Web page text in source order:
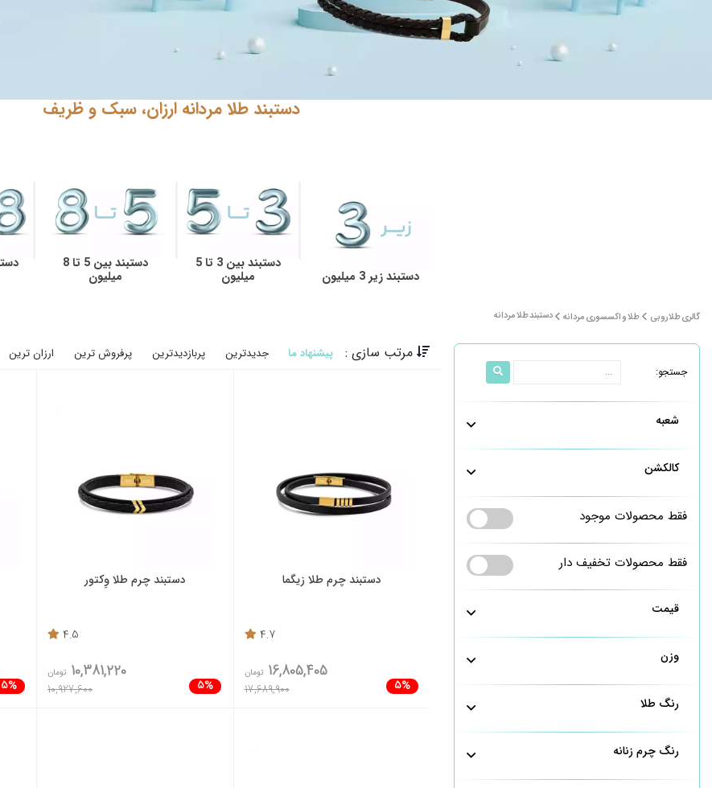
دستبند طلا مردانه ارزان، سبک و ظریف
دستبند زیر 3 میلیون
دستبند بین 3 تا 5
میلیون
دستبند بین 5 تا 8
میلیون
گالری طلا روبی طلا و اکسسوری مردانه دستبند طلا مردانه
جستجو:
شعبه
کالکشن
فقط محصولات موجود
فقط محصولات تخفیف دار
قیمت
وزن
رنگ طلا
رنگ چرم زنانه
مرتب سازی : پیشنهاد ما جدیدترین پربازدیدترین پرفروش ترین ارزان ترین
دستبند چرم طلا زیگما
4.7
5%
16,805,405 تومان
17,689,900
دستبند چرم طلا وِکتور
4.5
5%
10,381,220 تومان
10,927,600
5%